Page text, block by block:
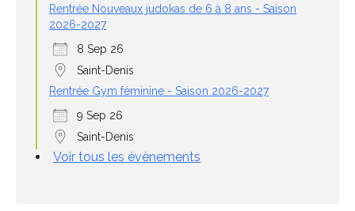
Rentrée Nouveaux judokas de 6 à 8 ans - Saison
2026-2027
8 Sep 26
Saint-Denis
Rentrée Gym féminine - Saison 2026-2027
9 Sep 26
Saint-Denis
Voir tous les évènements